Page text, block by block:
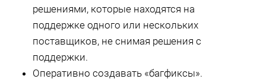
решениями, которые находятся на
поддержке одного или нескольких
поставщиков, не снимая решения с
поддержки.
Оперативно создавать «багфиксы».